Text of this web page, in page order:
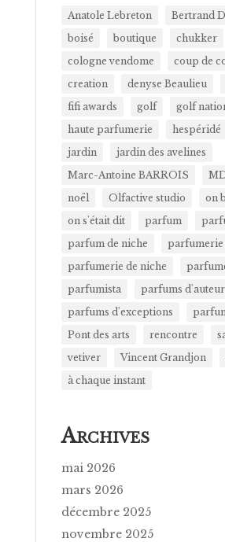
Anatole Lebreton
Bertrand
boisé
boutique chukker
cologne vendome
coup de
creation
denyse Beaulieu
fifi awards
golf golf
haute parfumerie
hespéridé
jardin
jardin des avelines
Marc-Antoine BARROIS
noël
Olfactive studio
on
on s'était dit
parfum
parfum de niche
parfumerie
parfumerie de niche
parfumista
parfums
parfums d'exceptions
Pont des arts
rencontre
vetiver
Vincent Grandjon
à chaque instant
ARCHIVES
mai 2026
mars 2026
décembre 2025
novembre 2025